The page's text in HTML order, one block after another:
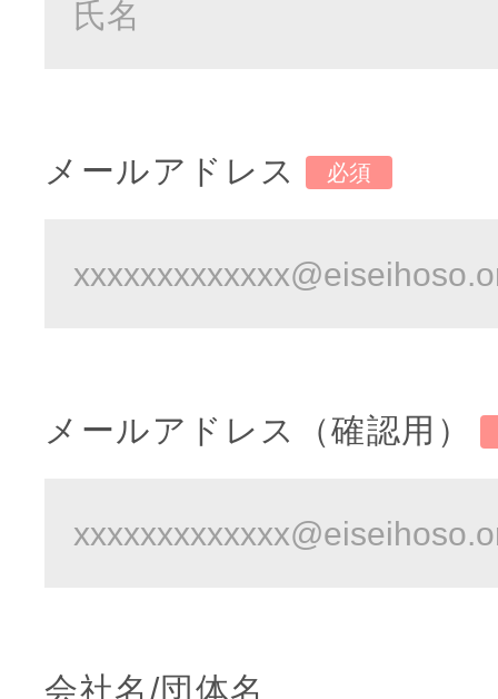
メールアドレス 必須
メールアドレス（確認用）
会社名/団体名